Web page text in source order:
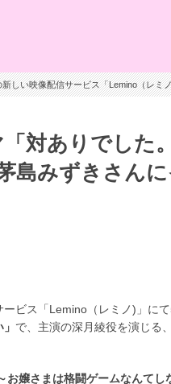
しい映像配信サービス「Lemino（レミ
対ありでした
島みずきさん
ビス「Lemino （レミノ) 」にて
で、主演の深月綾役を演じる、
嬢さまは格闘ゲームなんてし